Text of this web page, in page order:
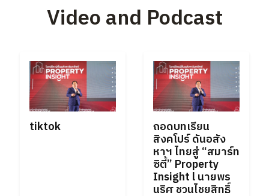
Video and Podcast
tiktok ถอดบทเรียน
สิงคโปร์ ดันอสัง
หาฯ ไทยสู่ “สมาร์ท
ซิตี้” Property
Insight l นายพร
นริศ ชวนไชยสิทธิ์